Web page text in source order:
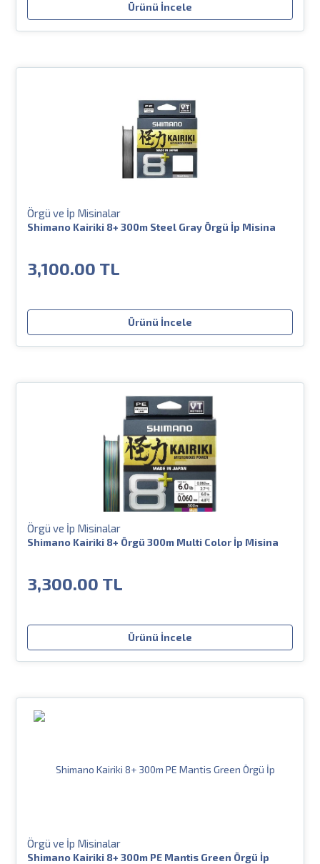
Ürünü İncele
Örgü ve İp Misinalar
Shimano Kairiki 8+ 300m Steel Gray Örgü İp Misina
3,100.00 TL
Ürünü İncele
Örgü ve İp Misinalar
Shimano Kairiki 8+ Örgü 300m Multi Color İp Misina
3,300.00 TL
Ürünü İncele
Örgü ve İp Misinalar
Shimano Kairiki 8+ 300m PE Mantis Green Örgü İp